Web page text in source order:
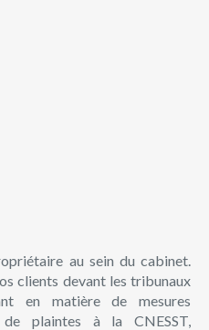
au sein du cabinet.
clients devant les tribunaux
en matière de mesures
de plaintes à la CNESST,